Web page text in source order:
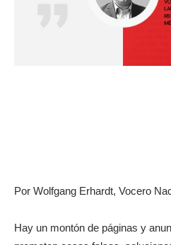
Por Wolfgang Erhardt, Vocero
Hay un montón de páginas y